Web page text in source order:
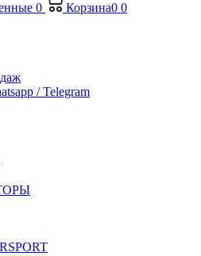
0 Корзина0 0
/ Telegram